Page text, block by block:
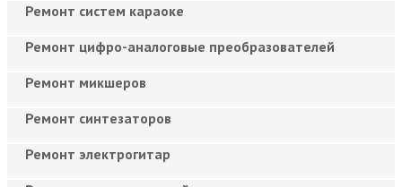
Ремонт систем караоке
Ремонт цифро-аналоговые преобразователей
Ремонт микшеров
Ремонт синтезаторов
Ремонт электрогитар